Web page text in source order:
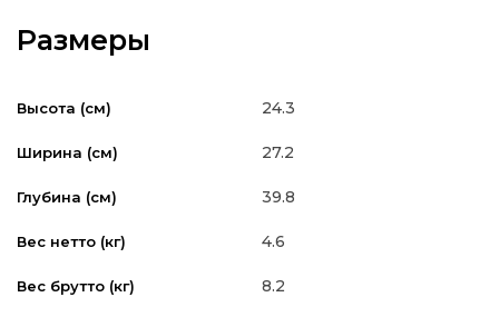
Размеры
Высота (см) 24.3
Ширина (см) 27.2
Глубина (см) 39.8
Вес нетто (кг) 4.6
Вес брутто (кг) 8.2